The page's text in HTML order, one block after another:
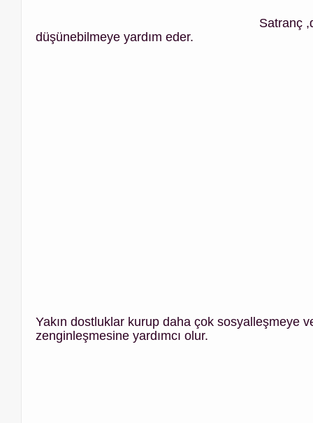
Satranç
düşünebilmeye yardım eder.
Yakın dostluklar kurup daha çok sosyalleşmeye
zenginleşmesine yardımcı olur.